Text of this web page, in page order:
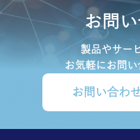
お問
製品やサー
お気軽にお問
お問い合わ